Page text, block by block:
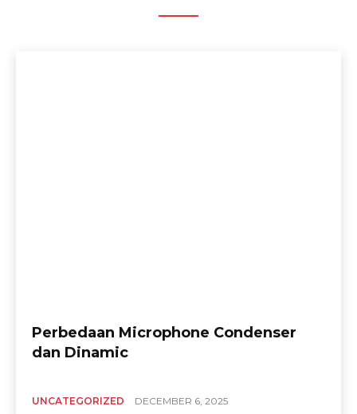
Perbedaan Microphone Condenser
dan Dinamic
UNCATEGORIZED DECEMBER 6, 2025